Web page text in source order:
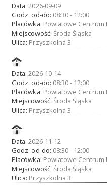
Data: 2026-09-09
Godz. od-do: 08:30 - 12:00
Placówka: Powiatowe Centrum
Miejscowość: Środa Śląska
Ulica: Przyszkolna 3
Data: 2026-10-14
Godz. od-do: 08:30 - 12:00
Placówka: Powiatowe Centrum
Miejscowość: Środa Śląska
Ulica: Przyszkolna 3
Data: 2026-11-12
Godz. od-do: 08:30 - 12:00
Placówka: Powiatowe Centrum
Miejscowość: Środa Śląska
Ulica: Przyszkolna 3